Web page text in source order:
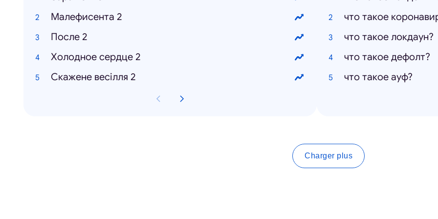
Малефисента 2
После 2
Холодное сердце 2
Скажене весілля 2
что такое
что такое локдаун?
что такое дефолт?
что такое ауф?
Charger plus